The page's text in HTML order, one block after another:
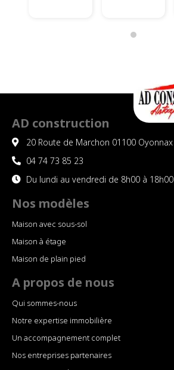
e. L
équipe
est
très
e et s
accom
parfait
ement
à nos
besoin
s. Ce n
ma
premiè
re
constr
uction
AD construction
20 Route de Marchon 01100 Oyonnax
04 74 73 85 23
Du lundi au vendredi de 8h00 à 18h00
Nos modèles
Maison avec sous-sol
Maison à étage
Maison de plain pied
A propos de nous
Qui sommes-nous
Notre expertise immobilière
Un accompagnement complet
Nos entreprises partenaires